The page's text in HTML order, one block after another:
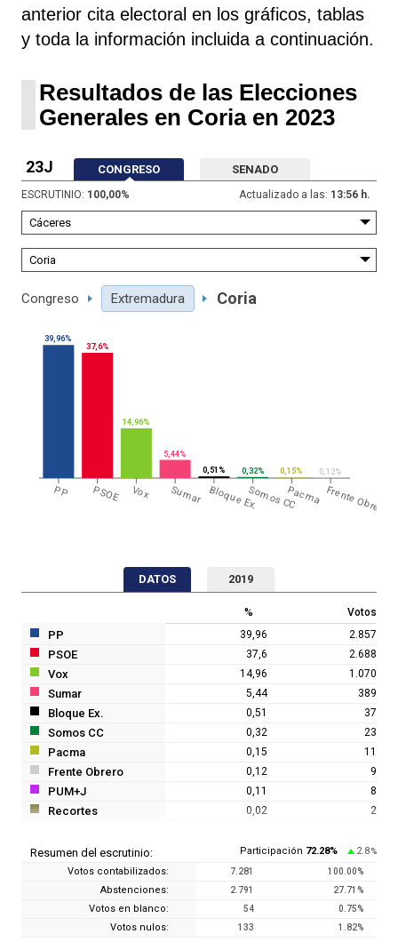
anterior cita electoral en los gráficos, tablas
y toda la información incluida a continuación.
Resultados de las Elecciones
Generales en Coria en 2023
23J CONGRESO SENADO
ESCRUTINIO: 100,00% Actualizado a las: 13:56 h.
Congreso Extremadura Coria
PP PSOE Vox Sumar Bloque Ex.Somos CCPacma Frente Obrero
39,96%
37,6%
14,96%
5,44%
0,51%
0,32% 0,15% 0,12%
DATOS 2019
% Votos
PP 39,96 2.857
PSOE 37,6 2.688
Vox 14,96 1.070
Sumar 5,44 389
Bloque Ex. 0,51 37
Somos CC 0,32 23
Pacma 0,15 11
Frente Obrero 0,12 9
PUM+J 0,11 8
Recortes 0,02 2
Resumen del escrutinio: Participación 72.28% 2.8 %
Votos contabilizados: 7.281 100.00%
Abstenciones: 2.791 27.71 %
Votos en blanco: 54 0.75%
Votos nulos: 133 1.82%